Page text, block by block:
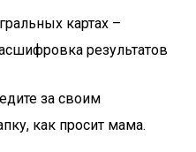
картах –
результатов
за своим
как просит мама.